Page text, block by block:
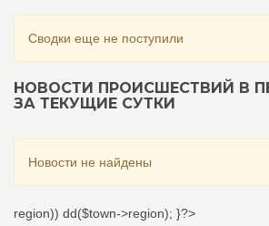
Сводки еще не поступили
НОВОСТИ ПРОИСШЕСТВИЙ В
ЗА ТЕКУЩИЕ СУТКИ
Новости не найдены
region)) dd($town->region); }?>